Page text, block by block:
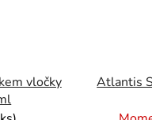
vločky
Atlantis